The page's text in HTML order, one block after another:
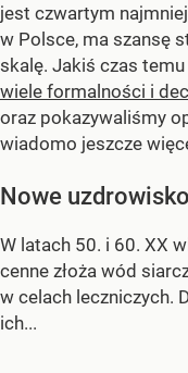
jest czwartym
w Polsce, ma szansę
skalę. Jakiś czas temu
wiele formalności i
oraz pokazywaliśmy
wiadomo jeszcze
Nowe
W latach 50. i 60. XX
cenne złoża wód
w celach leczniczych.
ich...